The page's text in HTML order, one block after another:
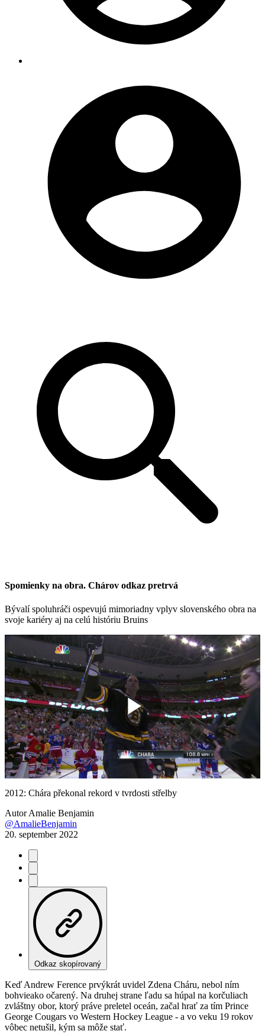
Spomienky na obra. Chárov odkaz pretrvá
Bývalí spoluhráči ospevujú mimoriadny vplyv slovenského obra na
svoje kariéry aj na celú históriu Bruins
Play
Video
2012: Chára překonal rekord v tvrdosti střelby
Autor Amalie Benjamin
@AmalieBenjamin
20. september 2022
Odkaz skopírovaný
Keď Andrew Ference prvýkrát uvidel Zdena Cháru, nebol ním
bohvieako očarený. Na druhej strane ľadu sa húpal na korčuliach
zvláštny obor, ktorý práve preletel oceán, začal hrať za tím Prince
George Cougars vo Western Hockey League - a vo veku 19 rokov
vôbec netušil, kým sa môže stať.